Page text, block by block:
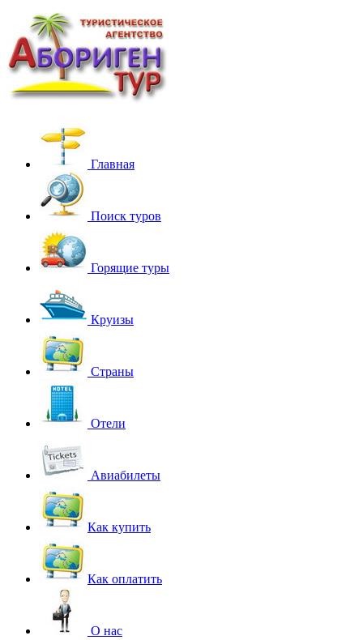
Главная
Поиск туров
Горящие туры
Круизы
Страны
Отели
Авиабилеты
Как купить
Как оплатить
О нас